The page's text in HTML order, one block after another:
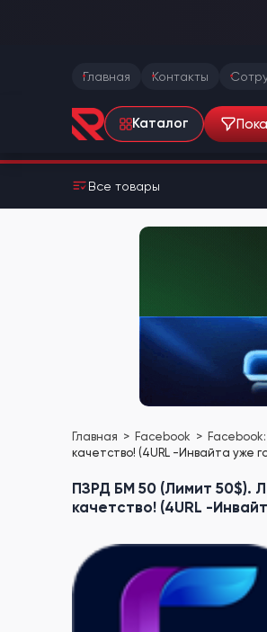
Главная Контакты
Каталог
Все товары
Главная Facebook
качетство! (4URL -Инвайта уже
ПЗРД БМ 50 (Лимит 50$).
качетство! (4URL -